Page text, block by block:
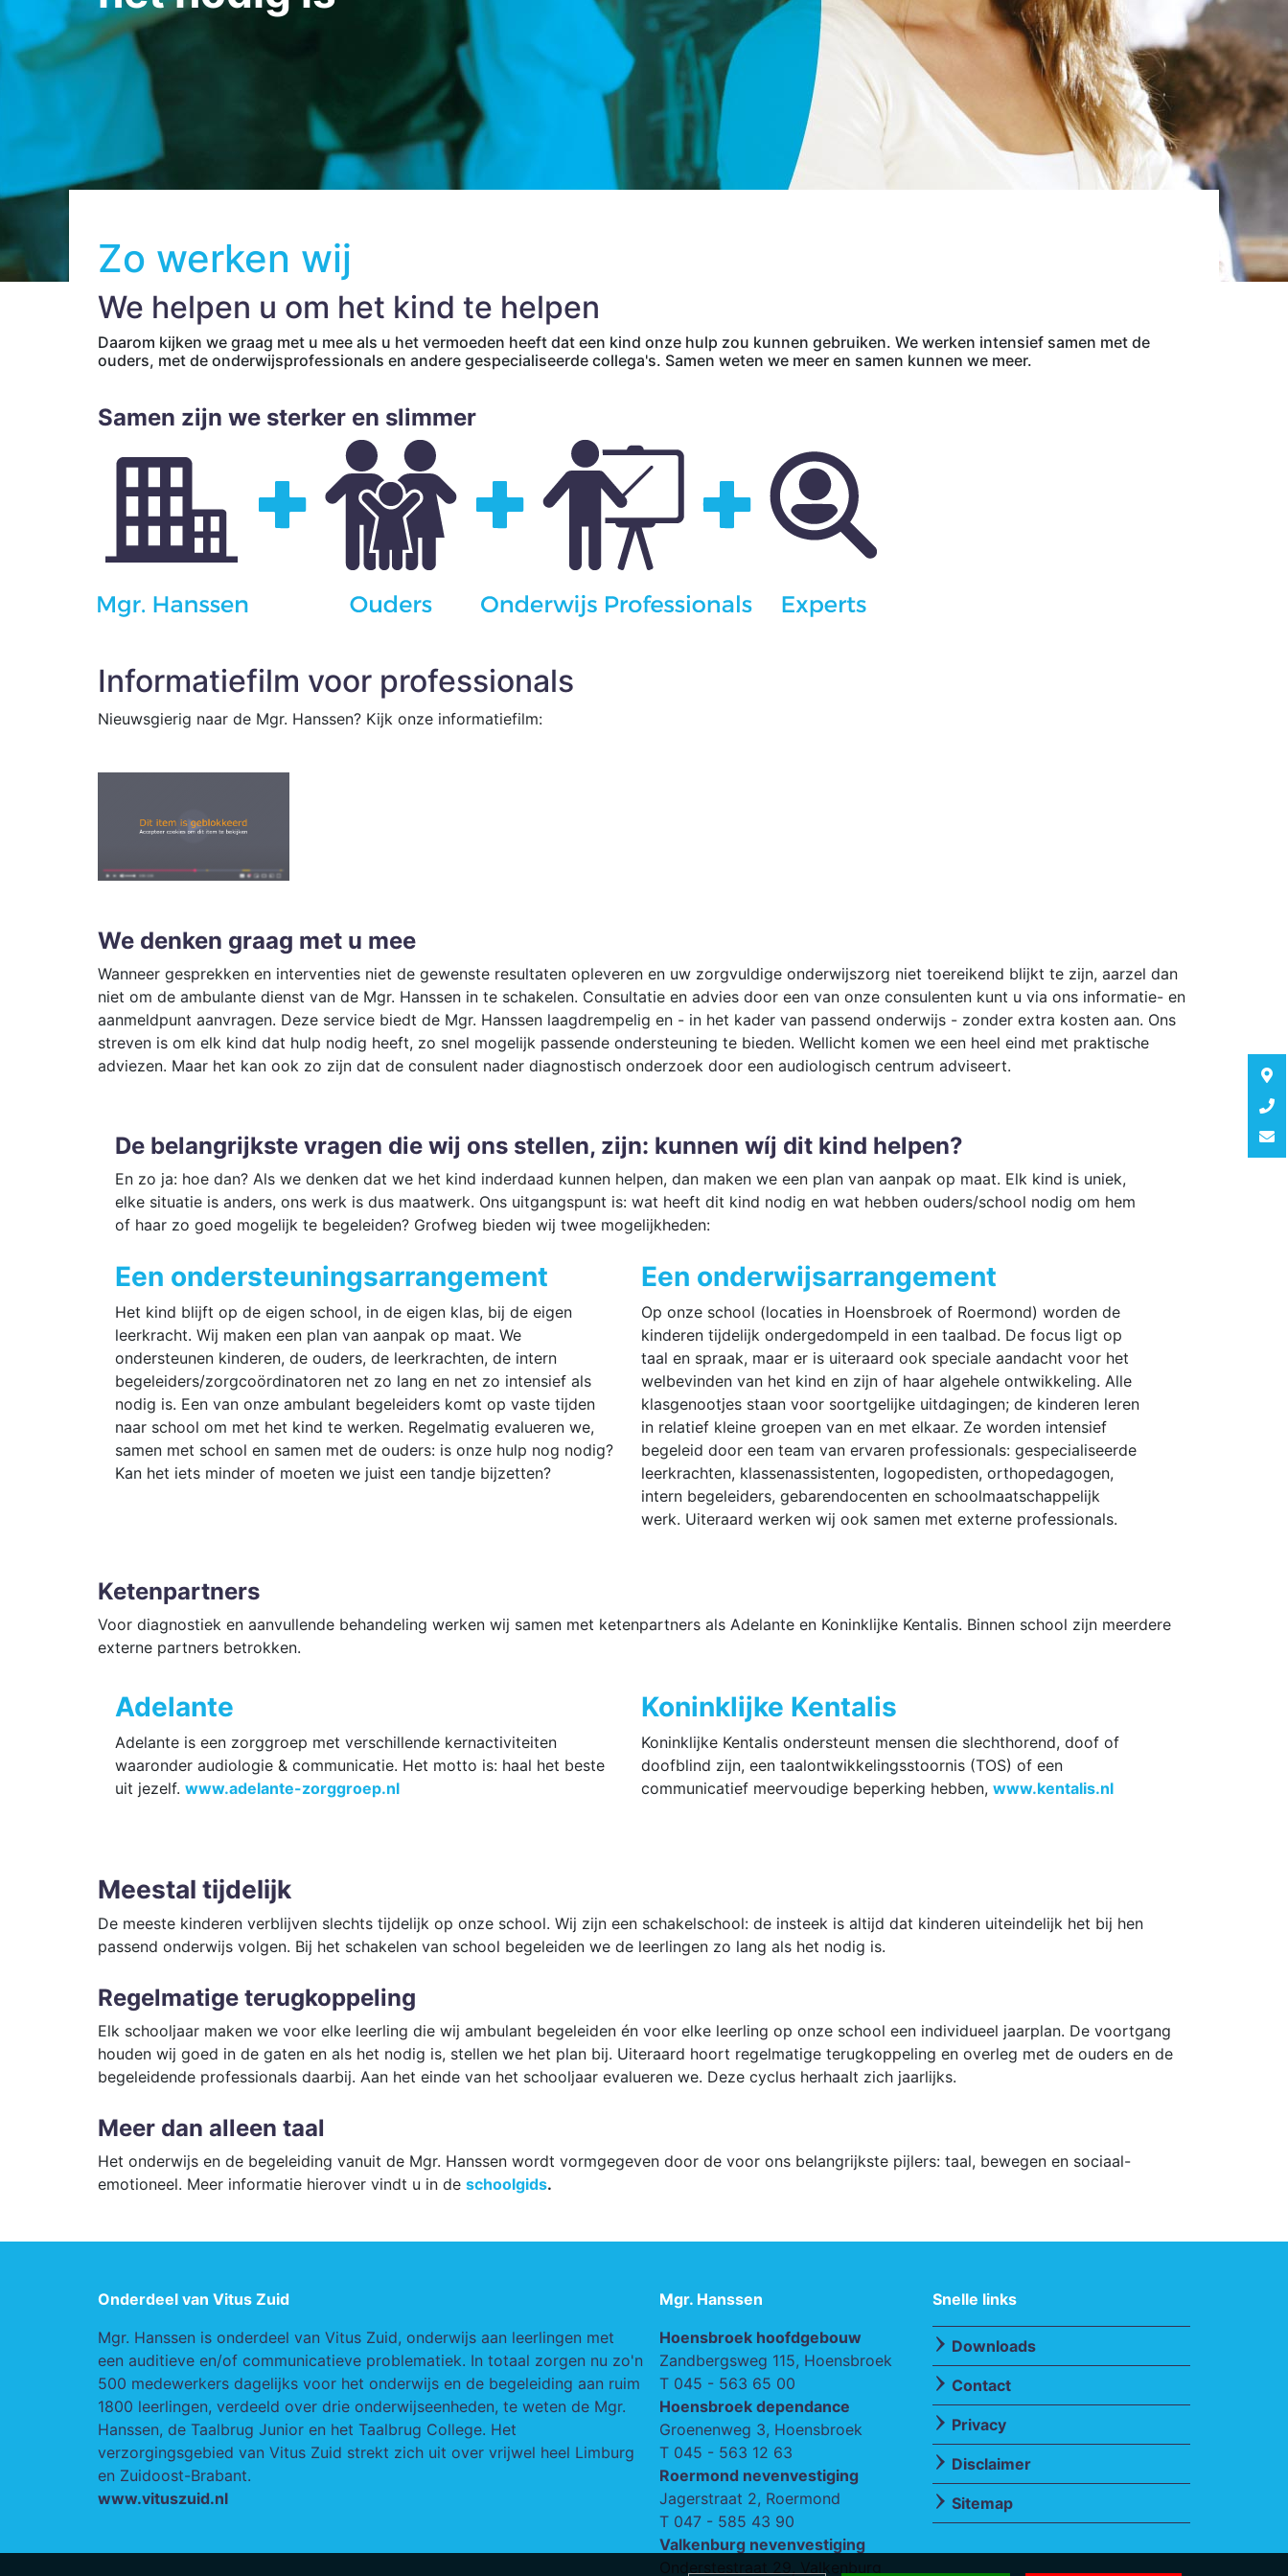
Zo werken wij
We helpen u om het kind te helpen
Daarom kijken we graag met u mee als u het vermoeden heeft dat een kind onze hulp zou kunnen gebruiken. We werken intensief samen met de
ouders, met de onderwijsprofessionals en andere gespecialiseerde collega's. Samen weten we meer en samen kunnen we meer.
Samen zijn we sterker en slimmer
Informatiefilm voor professionals
Nieuwsgierig naar de Mgr. Hanssen? Kijk onze informatiefilm:
We denken graag met u mee
Wanneer gesprekken en interventies niet de gewenste resultaten opleveren en uw zorgvuldige onderwijszorg niet toereikend blijkt te zijn, aarzel dan
niet om de ambulante dienst van de Mgr. Hanssen in te schakelen. Consultatie en advies door een van onze consulenten kunt u via ons informatie- en
aanmeldpunt aanvragen. Deze service biedt de Mgr. Hanssen laagdrempelig en - in het kader van passend onderwijs - zonder extra kosten aan. Ons
streven is om elk kind dat hulp nodig heeft, zo snel mogelijk passende ondersteuning te bieden. Wellicht komen we een heel eind met praktische
adviezen. Maar het kan ook zo zijn dat de consulent nader diagnostisch onderzoek door een audiologisch centrum adviseert.
De belangrijkste vragen die wij ons stellen, zijn: kunnen wíj dit kind helpen?
En zo ja: hoe dan? Als we denken dat we het kind inderdaad kunnen helpen, dan maken we een plan van aanpak op maat. Elk kind is uniek,
elke situatie is anders, ons werk is dus maatwerk. Ons uitgangspunt is: wat heeft dit kind nodig en wat hebben ouders/school nodig om hem
of haar zo goed mogelijk te begeleiden? Grofweg bieden wij twee mogelijkheden:
Een ondersteuningsarrangement
Het kind blijft op de eigen school, in de eigen klas, bij de eigen
leerkracht. Wij maken een plan van aanpak op maat. We
ondersteunen kinderen, de ouders, de leerkrachten, de intern
begeleiders/zorgcoördinatoren net zo lang en net zo intensief als
nodig is. Een van onze ambulant begeleiders komt op vaste tijden
naar school om met het kind te werken. Regelmatig evalueren we,
samen met school en samen met de ouders: is onze hulp nog nodig?
Kan het iets minder of moeten we juist een tandje bijzetten?
Een onderwijsarrangement
Op onze school (locaties in Hoensbroek of Roermond) worden de
kinderen tijdelijk ondergedompeld in een taalbad. De focus ligt op
taal en spraak, maar er is uiteraard ook speciale aandacht voor het
welbevinden van het kind en zijn of haar algehele ontwikkeling. Alle
klasgenootjes staan voor soortgelijke uitdagingen; de kinderen leren
in relatief kleine groepen van en met elkaar. Ze worden intensief
begeleid door een team van ervaren professionals: gespecialiseerde
leerkrachten, klassenassistenten, logopedisten, orthopedagogen,
intern begeleiders, gebarendocenten en schoolmaatschappelijk
werk. Uiteraard werken wij ook samen met externe professionals.
Ketenpartners
Voor diagnostiek en aanvullende behandeling werken wij samen met ketenpartners als Adelante en Koninklijke Kentalis. Binnen school zijn meerdere
externe partners betrokken.
Adelante
Adelante is een zorggroep met verschillende kernactiviteiten
waaronder audiologie & communicatie. Het motto is: haal het beste
uit jezelf. www.adelante-zorggroep.nl
Koninklijke Kentalis
Koninklijke Kentalis ondersteunt mensen die slechthorend, doof of
doofblind zijn, een taalontwikkelingsstoornis (TOS) of een
communicatief meervoudige beperking hebben, www.kentalis.nl
Meestal tijdelijk
De meeste kinderen verblijven slechts tijdelijk op onze school. Wij zijn een schakelschool: de insteek is altijd dat kinderen uiteindelijk het bij hen
passend onderwijs volgen. Bij het schakelen van school begeleiden we de leerlingen zo lang als het nodig is.
Regelmatige terugkoppeling
Elk schooljaar maken we voor elke leerling die wij ambulant begeleiden én voor elke leerling op onze school een individueel jaarplan. De voortgang
houden wij goed in de gaten en als het nodig is, stellen we het plan bij. Uiteraard hoort regelmatige terugkoppeling en overleg met de ouders en de
begeleidende professionals daarbij. Aan het einde van het schooljaar evalueren we. Deze cyclus herhaalt zich jaarlijks.
Meer dan alleen taal
Het onderwijs en de begeleiding vanuit de Mgr. Hanssen wordt vormgegeven door de voor ons belangrijkste pijlers: taal, bewegen en sociaal-
emotioneel. Meer informatie hierover vindt u in de schoolgids.
Onderdeel van Vitus Zuid
Mgr. Hanssen is onderdeel van Vitus Zuid, onderwijs aan leerlingen met
een auditieve en/of communicatieve problematiek. In totaal zorgen nu zo'n
500 medewerkers dagelijks voor het onderwijs en de begeleiding aan ruim
1800 leerlingen, verdeeld over drie onderwijseenheden, te weten de Mgr.
Hanssen, de Taalbrug Junior en het Taalbrug College. Het
verzorgingsgebied van Vitus Zuid strekt zich uit over vrijwel heel Limburg
en Zuidoost-Brabant.
www.vituszuid.nl
Mgr. Hanssen
Hoensbroek hoofdgebouw
Zandbergsweg 115, Hoensbroek
T 045 - 563 65 00
Hoensbroek dependance
Groenenweg 3, Hoensbroek
T 045 - 563 12 63
Roermond nevenvestiging
Jagerstraat 2, Roermond
T 047 - 585 43 90
Valkenburg nevenvestiging
Onderstestraat 29, Valkenburg
Snelle links
Downloads
Contact
Privacy
Disclaimer
Sitemap